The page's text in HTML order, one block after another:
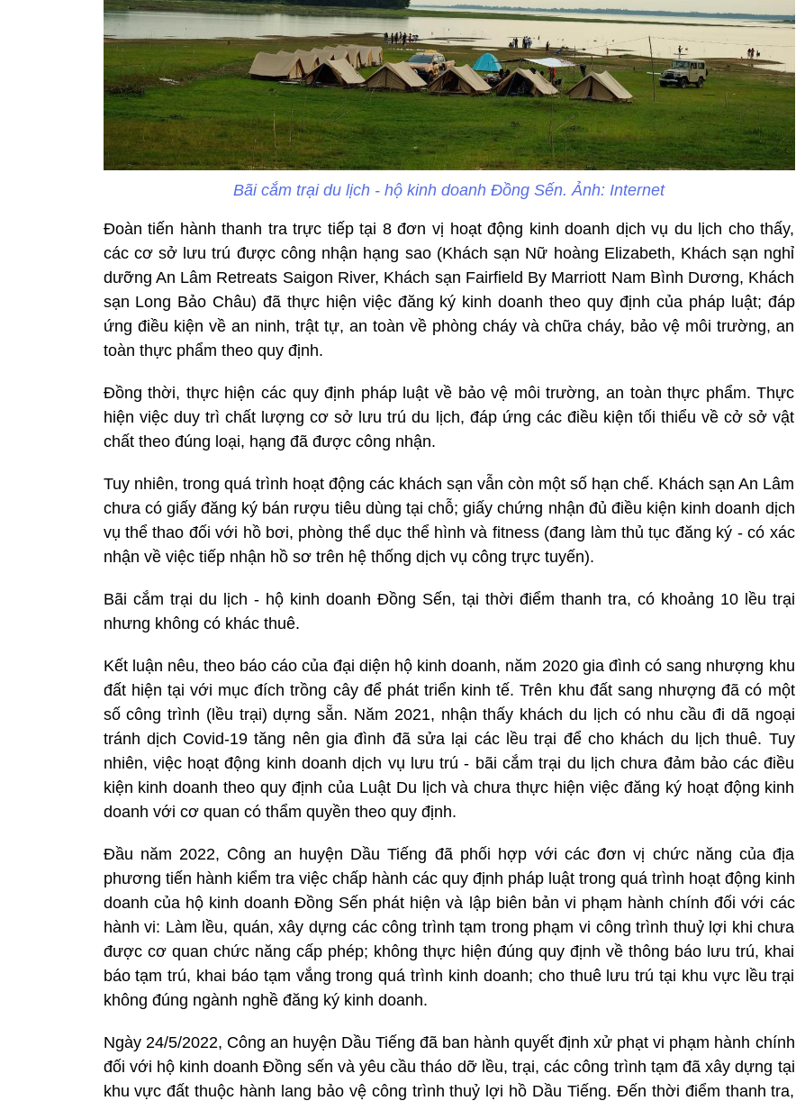
Bãi cắm trại du lịch - hộ kinh doanh Đồng Sến. Ảnh: Internet
Đoàn tiến hành thanh tra trực tiếp tại 8 đơn vị hoạt động kinh doanh dịch vụ du lịch cho thấy,
các cơ sở lưu trú được công nhận hạng sao (Khách sạn Nữ hoàng Elizabeth, Khách sạn nghỉ
dưỡng An Lâm Retreats Saigon River, Khách sạn Fairfield By Marriott Nam Bình Dương, Khách
sạn Long Bảo Châu) đã thực hiện việc đăng ký kinh doanh theo quy định của pháp luật; đáp
ứng điều kiện về an ninh, trật tự, an toàn về phòng cháy và chữa cháy, bảo vệ môi trường, an
toàn thực phẩm theo quy định.
Đồng thời, thực hiện các quy định pháp luật về bảo vệ môi trường, an toàn thực phẩm. Thực
hiện việc duy trì chất lượng cơ sở lưu trú du lịch, đáp ứng các điều kiện tối thiểu về cở sở vật
chất theo đúng loại, hạng đã được công nhận.
Tuy nhiên, trong quá trình hoạt động các khách sạn vẫn còn một số hạn chế. Khách sạn An Lâm
chưa có giấy đăng ký bán rượu tiêu dùng tại chỗ; giấy chứng nhận đủ điều kiện kinh doanh dịch
vụ thể thao đối với hồ bơi, phòng thể dục thể hình và fitness (đang làm thủ tục đăng ký - có xác
nhận về việc tiếp nhận hồ sơ trên hệ thống dịch vụ công trực tuyến).
Bãi cắm trại du lịch - hộ kinh doanh Đồng Sến, tại thời điểm thanh tra, có khoảng 10 lều trại
nhưng không có khác thuê.
Kết luận nêu, theo báo cáo của đại diện hộ kinh doanh, năm 2020 gia đình có sang nhượng khu
đất hiện tại với mục đích trồng cây để phát triển kinh tế. Trên khu đất sang nhượng đã có một
số công trình (lều trại) dựng sẵn. Năm 2021, nhận thấy khách du lịch có nhu cầu đi dã ngoại
tránh dịch Covid-19 tăng nên gia đình đã sửa lại các lều trại để cho khách du lịch thuê. Tuy
nhiên, việc hoạt động kinh doanh dịch vụ lưu trú - bãi cắm trại du lịch chưa đảm bảo các điều
kiện kinh doanh theo quy định của Luật Du lịch và chưa thực hiện việc đăng ký hoạt động kinh
doanh với cơ quan có thẩm quyền theo quy định.
Đầu năm 2022, Công an huyện Dầu Tiếng đã phối hợp với các đơn vị chức năng của địa
phương tiến hành kiểm tra việc chấp hành các quy định pháp luật trong quá trình hoạt động kinh
doanh của hộ kinh doanh Đồng Sến phát hiện và lập biên bản vi phạm hành chính đối với các
hành vi: Làm lều, quán, xây dựng các công trình tạm trong phạm vi công trình thuỷ lợi khi chưa
được cơ quan chức năng cấp phép; không thực hiện đúng quy định về thông báo lưu trú, khai
báo tạm trú, khai báo tạm vắng trong quá trình kinh doanh; cho thuê lưu trú tại khu vực lều trại
không đúng ngành nghề đăng ký kinh doanh.
Ngày 24/5/2022, Công an huyện Dầu Tiếng đã ban hành quyết định xử phạt vi phạm hành chính
đối với hộ kinh doanh Đồng sến và yêu cầu tháo dỡ lều, trại, các công trình tạm đã xây dựng tại
khu vực đất thuộc hành lang bảo vệ công trình thuỷ lợi hồ Dầu Tiếng. Đến thời điểm thanh tra,